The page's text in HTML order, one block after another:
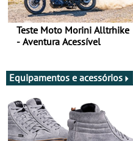
Teste Moto Morini Alltrhike
- Aventura Acessível
Equipamentos e acessórios